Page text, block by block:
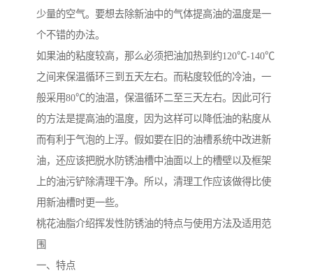
少量的空气。要想去除新油中的气体提高油的温度是一
个不错的办法。
如果油的粘度较高，那么必须把油加热到约120℃-140℃
之间来保温循环三到五天左右。而粘度较低的冷油，一
般采用80℃的油温，保温循环二至三天左右。因此可行
的方法是提高油的温度，因为这样可以降低油的粘度从
而有利于气泡的上浮。假如要在旧的油槽系统中改进新
油，还应该把脱水防锈油槽中油面以上的槽壁以及框架
上的油污铲除清理干净。所以，清理工作应该做得比使
用新油槽时更一些。
桃花油脂介绍挥发性防锈油的特点与使用方法及适用范
围
一、特点